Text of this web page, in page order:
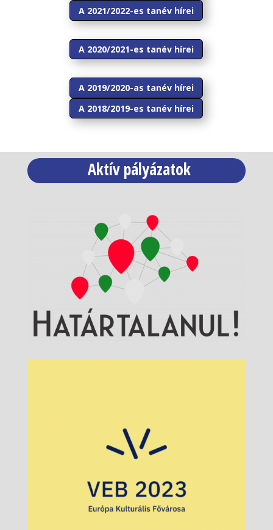
A 2021/2022-es tanév hírei
A 2020/2021-es tanév hírei
A 2019/2020-as tanév hírei
A 2018/2019-es tanév hírei
Aktív pályázatok